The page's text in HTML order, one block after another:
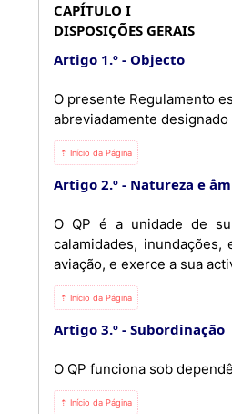
CAPÍTULO I
DISPOSIÇÕES GERAIS
Artigo 1.º
Objecto
O presente Regulamento
abreviadamente designado
⇡ Início da Página
Artigo 2.º Natureza e
O QP é a unidade de
calamidades,
aviação, e exerce a sua
⇡ Início da Página
Artigo 3.º Subordinação
O QP funciona sob
⇡ Início da Página